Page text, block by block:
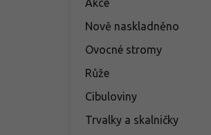
Akce
Nově naskladněno
Ovocné stromy
Růže
Cibuloviny
Trvalky a skalničky